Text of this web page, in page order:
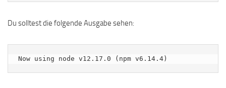
Du solltest die folgende Ausgabe sehen: